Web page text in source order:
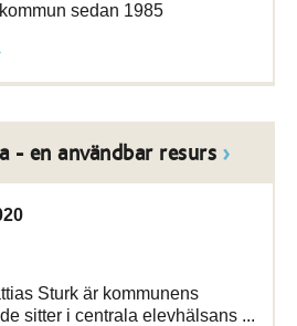
sedan 1985
- en användbar resurs
Sturk är kommunens
sitter i centrala elevhälsans ...